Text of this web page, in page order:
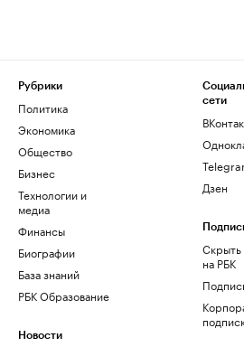
Рубрики
Политика
Экономика
Общество
Бизнес
Технологии и
медиа
Финансы
Биографии
База знаний
РБК Образование
Новости
сети
Дзен
на РБК